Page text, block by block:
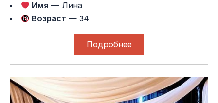
Имя — Лина
Возраст — 34
Подробнее